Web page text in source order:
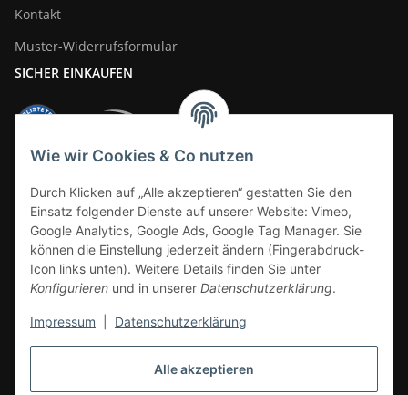
Alle akzeptieren
Wie wir Cookies & Co nutzen
Durch Klicken auf „Alle akzeptieren“ gestatten Sie den
Einsatz folgender Dienste auf unserer Website: Vimeo,
Google Analytics, Google Ads, Google Tag Manager. Sie
können die Einstellung jederzeit ändern (Fingerabdruck-
Icon links unten). Weitere Details finden Sie unter
Konfigurieren und in unserer Datenschutzerklärung.
Impressum Datenschutzerklärung
Kontakt
Muster-Widerrufsformular
SICHER EINKAUFEN
* Alle Preise inkl. gesetzlicher Mwst., zzgl.Versand
DE, gilt nicht für Großgeräte per Spedition). Artikel mit 0% MwSt. (gem. §